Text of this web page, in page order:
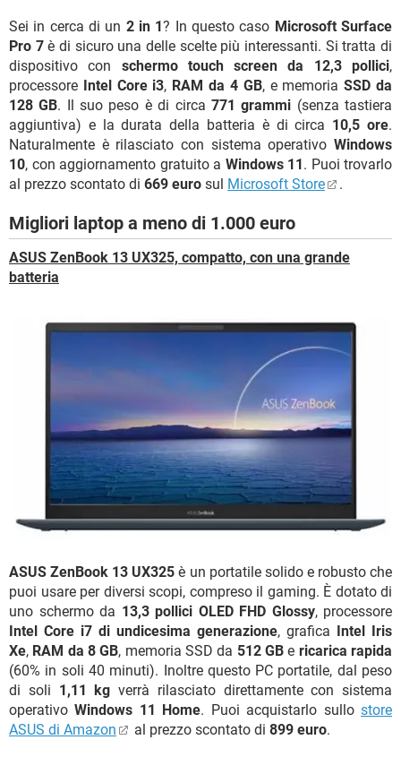
Sei in cerca di un 2 in 1? In questo caso Microsoft Surface
Pro 7è di sicuro una delle scelte più interessanti. Si tratta di
dispositivo con schermo touch screen da 12,3 pollici,
processore Intel Core i3, RAM da 4 GB, e memoriaSSD da
128 GB. Il suo peso è di circa 771 grammi (senza tastiera
aggiuntiva) e la durata della batteria è di circa 10,5 ore.
Naturalmente è rilasciato con sistema operativo Windows
10, con aggiornamento gratuito a Windows 11. Puoi trovarlo
al prezzo scontato di 669 euro sul Microsoft Store .
Migliori laptop a meno di 1.000 euro
ASUS ZenBook 13 UX325, compatto, con una grande
batteria
ASUS ZenBook 13 UX325 è un portatile solido e robusto che
puoi usare per diversi scopi, compreso il gaming. È dotato di
uno schermo da 13,3 pollici OLED FHD Glossy, processore
Intel Core i7 di undicesima generazione, grafica
Intel Iris
Xe, RAM da 8 GB, memoria SSD da 512 GB e ricarica rapida
(60% in soli 40 minuti). Inoltre questo PC portatile, dal peso
di soli 1,11 kg verrà rilasciato direttamente con sistema
operativoWindows 11 Home. Puoi acquistarlo sullostore
ASUS di Amazon
al prezzo scontato di 899 euro.